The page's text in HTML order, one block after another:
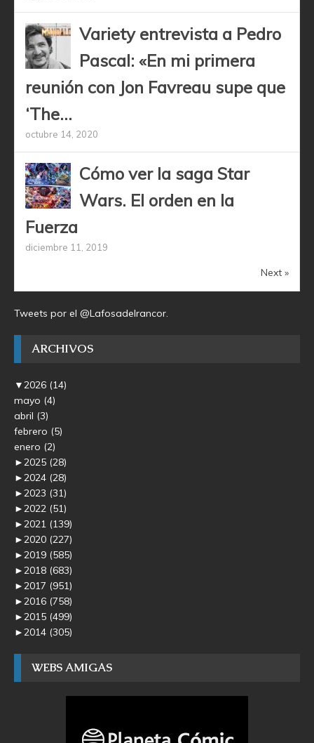
Variety entrevista a Pedro
Pascal: «En mi primera
reunión con Jon Favreau supe que
‘The...
octubre 14, 2020
Cómo ver la saga Star
Wars. El orden en la
Fuerza
diciembre 11, 2019
Next »
Tweets por el @Lafosadelrancor.
ARCHIVOS
▼2026 (14)
mayo (4)
abril (3)
febrero (5)
enero (2)
►2025 (28)
►2024 (28)
►2023 (31)
►2022 (51)
►2021 (139)
►2020 (227)
►2019 (585)
►2018 (683)
►2017 (951)
►2016 (758)
►2015 (499)
►2014 (305)
WEBS AMIGAS